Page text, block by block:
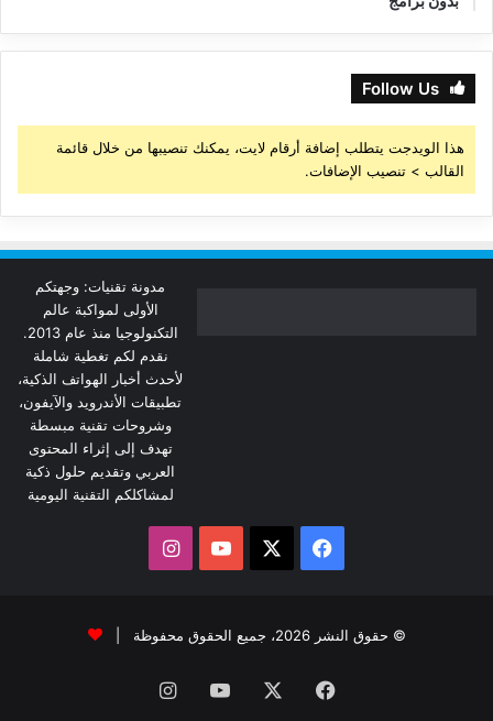
Follow Us
هذا الويدجت يتطلب إضافة أرقام لايت، يمكنك تنصيبها من خلال قائمة
القالب > تنصيب الإضافات.
مدونة تقنيات: وجهتكم
الأولى لمواكبة عالم
التكنولوجيا منذ عام 2013.
نقدم لكم تغطية شاملة
لأحدث أخبار الهواتف الذكية،
تطبيقات الأندرويد والآيفون،
وشروحات تقنية مبسطة
تهدف إلى إثراء المحتوى
العربي وتقديم حلول ذكية
لمشاكلكم التقنية اليومية
فيسبوك ‫YouTubeانستقرام
© حقوق النشر 2026، جميع الحقوق محفوظة |
فيسبوك ‫YouTubeانستقرام